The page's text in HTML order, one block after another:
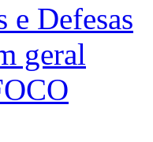
e Defesas
geral